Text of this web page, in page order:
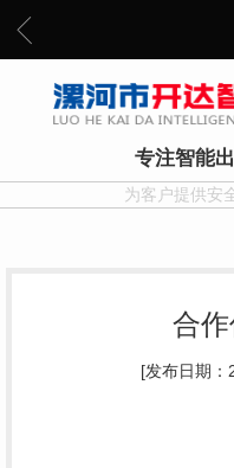
专注智能
为客户提供安
合
[发布日期